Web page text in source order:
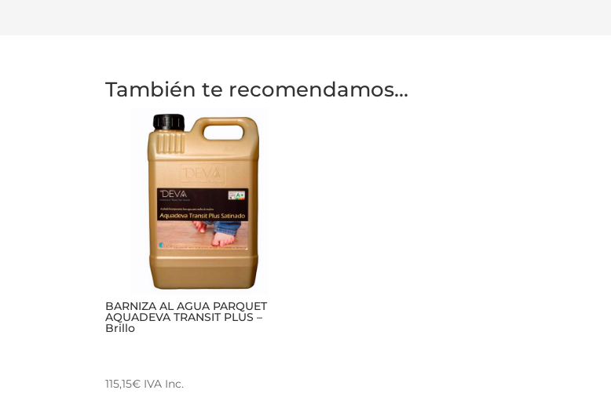
También te recomendamos…
BARNIZA AL AGUA PARQUET
AQUADEVA TRANSIT PLUS –
Brillo
115,15€ IVA Inc.